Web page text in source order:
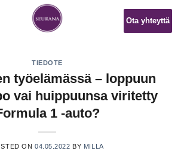
Ota yhteyttä
TIEDOTE
työelämässä – loppuun
vai huippuunsa viritetty
1 -auto?
ON 04.05.2022 BY MILLA